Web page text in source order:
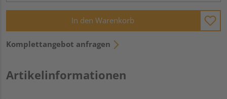
In den Warenkorb
Komplettangebot anfragen
Artikelinformationen